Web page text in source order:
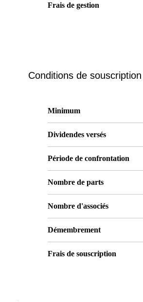
Frais de gestion
Conditions de souscription
Minimum
Dividendes versés
Période de confrontation
Nombre de parts
Nombre d'associés
Démembrement
Frais de souscription